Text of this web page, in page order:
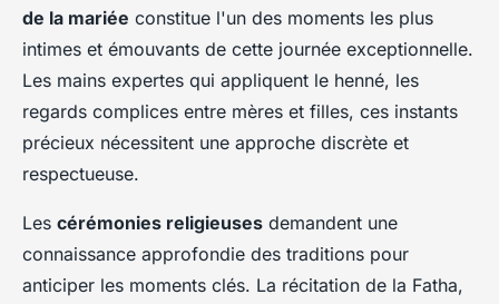
de la mariée constitue l'un des moments les plus
intimes et émouvants de cette journée exceptionnelle.
Les mains expertes qui appliquent le henné, les
regards complices entre mères et filles, ces instants
précieux nécessitent une approche discrète et
respectueuse.
Les cérémonies religieuses demandent une
connaissance approfondie des traditions pour
anticiper les moments clés. La récitation de la Fatha,